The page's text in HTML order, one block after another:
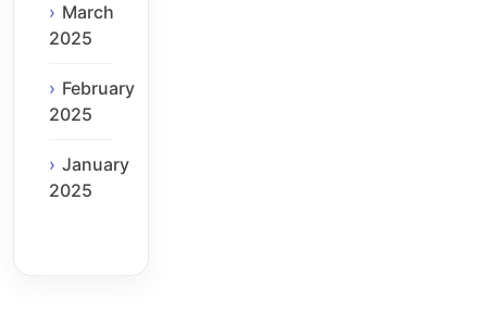
March
2025
February
2025
January
2025